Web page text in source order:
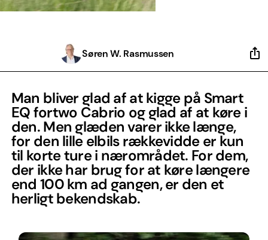
Søren W. Rasmussen
Man bliver glad af at kigge på Smart
EQ fortwo Cabrio og glad af at køre i
den. Men glæden varer ikke længe,
for den lille elbils rækkevidde er kun
til korte ture i nærområdet. For dem,
der ikke har brug for at køre længere
end 100 km ad gangen, er den et
herligt bekendskab.